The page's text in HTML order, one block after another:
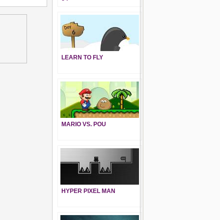
LEARN TO FLY
MARIO VS. POU
HYPER PIXEL MAN